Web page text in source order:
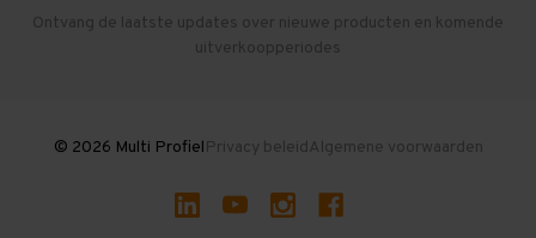
Gebruikte entresolvloeren
Ontvang de laatste updates over nieuwe producten en komende
uitverkoopperiodes
© 2026 Multi ProfielPrivacy beleidAlgemene voorwaarden